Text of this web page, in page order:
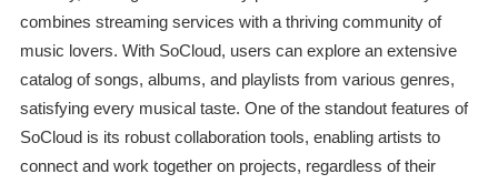
combines streaming services with a thriving community of
music lovers. With SoCloud, users can explore an extensive
catalog of songs, albums, and playlists from various genres,
satisfying every musical taste. One of the standout features of
SoCloud is its robust collaboration tools, enabling artists to
connect and work together on projects, regardless of their